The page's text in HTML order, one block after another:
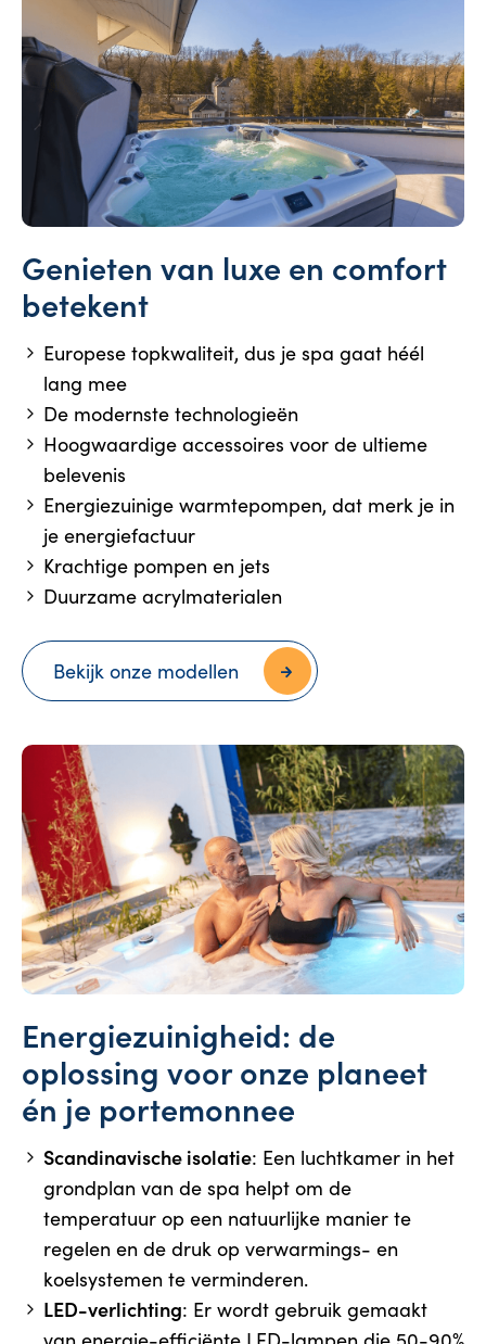
Genieten van luxe en comfort
betekent
Europese topkwaliteit, dus je spa gaat héél
lang mee
De modernste technologieën
Hoogwaardige accessoires voor de ultieme
belevenis
Energiezuinige warmtepompen, dat merk je in
je energiefactuur
Krachtige pompen en jets
Duurzame acrylmaterialen
Bekijk onze modellen
Energiezuinigheid: de
oplossing voor onze planeet
én je portemonnee
Scandinavische isolatie: Een luchtkamer in het
grondplan van de spa helpt om de
temperatuur op een natuurlijke manier te
regelen en de druk op verwarmings- en
koelsystemen te verminderen.
LED-verlichting: Er wordt gebruik gemaakt